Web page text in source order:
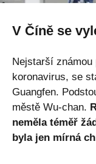
V Číně se
Nejstarší známou
koronavirus, se
Guangfen.
městě Wu-chan.
neměla téměř
byla jen mírná